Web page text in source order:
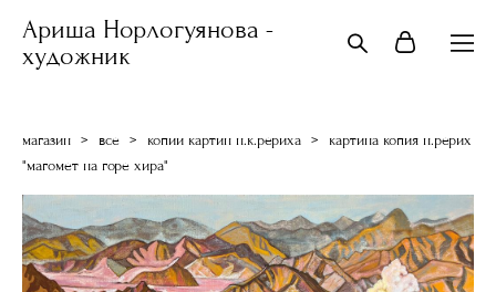
Ариша Норлогуянова -
художник
магазин > все > копии картин н.к.рериха >
картина копия н.рерих
"магомет на горе хира"